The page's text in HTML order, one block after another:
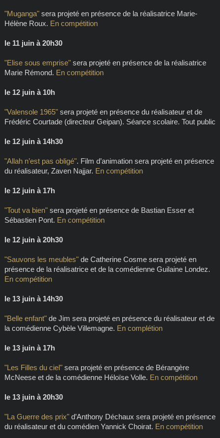
"Muganga"sera projeté en présence de la réalisatrice Marie-
Hélène Roux. En compétition
le 11 juin à 20h30
"Elise sous emprise"sera projeté en présence de la réalisatrice
Marie Rémond. En compétition
le 12 juin à 10h
"Valensole 1965"sera projeté en présence du réalisateur et de
Frédéric Courtade (directeur Geipan). Séance scolaire. Tout public
le 12 juin à 14h30
"Allah n’est pas obligé". Film d’animation sera projeté en présence
du réalisateur, Zaven Najjar. En compétition
le 12 juin à 17h
"Tout va bien"sera projeté en présence de Bastian Esser et
Sébastien Pont. En compétition
le 12 juin à 20h30
"Sauvons les meubles"de Catherine Cosme sera projeté en
présence de la réalisatrice et de la comédienne Guilaine Londez.
En compétition
le 13 juin à 14h30
"Belle enfant" de Jim sera projeté en présence du réalisateur et de
la comédienne Cybèle Villemagne. En complétion
le 13 juin à 17h
"Les Filles du ciel"sera projeté en présence de Bérangère
McNeese et de la comédienne Héloïse Volle. En compétition
le 13 juin à 20h30
"La Guerre des prix"d’Anthony Déchaux sera projeté en présence
du réalisateur et du comédien Yannick Choirat. En compétition